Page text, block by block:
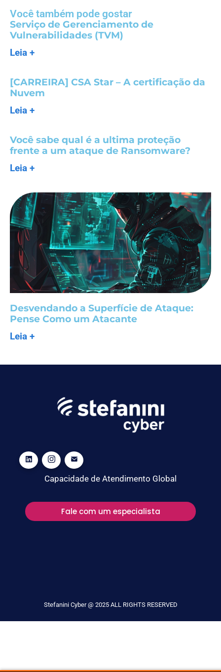
Você também pode gostar
Serviço de Gerenciamento de
Vulnerabilidades (TVM)
Leia +
[CARREIRA] CSA Star – A certificação da
Nuvem
Leia +
Você sabe qual é a ultima proteção
frente a um ataque de Ransomware?
Leia +
Desvendando a Superfície de Ataque:
Pense Como um Atacante
Leia +
Capacidade de Atendimento Global
Fale com um especialista
Stefanini Cyber @ 2025 ALL RIGHTS RESERVED